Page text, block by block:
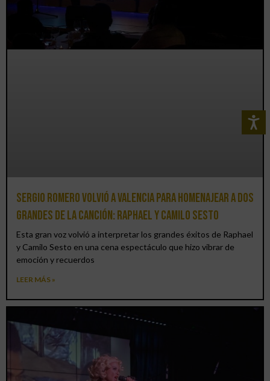
Sergio Romero volvió a Valencia para homenajear a dos
grandes de la canción: Raphael y Camilo Sesto
Esta gran voz volvió a interpretar los grandes éxitos de Raphael
y Camilo Sesto en una cena espectáculo que hizo vibrar de
emoción y recuerdos
LEER MÁS »